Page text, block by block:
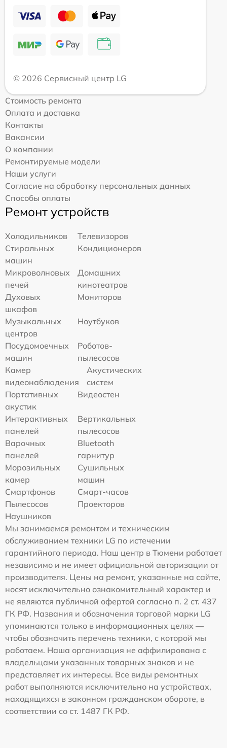
© 2026 Сервисный центр LG
Стоимость ремонта
Оплата и доставка
Контакты
Вакансии
О компании
Ремонтируемые модели
Наши услуги
Согласие на обработку персональных данных
Способы оплаты
Ремонт устройств
Холодильников
Телевизоров
Стиральных
машин
Кондиционеров
Микроволновых
печей
Домашних
кинотеатров
Духовых
шкафов
Мониторов
Музыкальных
центров
Ноутбуков
Посудомоечных
машин
Роботов-
пылесосов
Камер
видеонаблюдения
Акустических
систем
Портативных
акустик
Видеостен
Интерактивных
панелей
Вертикальных
пылесосов
Варочных
панелей
Bluetooth
гарнитур
Морозильных
камер
Сушильных
машин
Смартфонов
Смарт-часов
Пылесосов
Проекторов
Наушников
Мы занимаемся ремонтом и техническим
обслуживанием техники LG по истечении
гарантийного периода. Наш центр в Тюмени работает
независимо и не имеет официальной авторизации от
производителя. Цены на ремонт, указанные на сайте,
носят исключительно ознакомительный характер и
не являются публичной офертой согласно п. 2 ст. 437
ГК РФ. Названия и обозначения торговой марки LG
упоминаются только в информационных целях —
чтобы обозначить перечень техники, с которой мы
работаем. Наша организация не аффилирована с
владельцами указанных товарных знаков и не
представляет их интересы. Все виды ремонтных
работ выполняются исключительно на устройствах,
находящихся в законном гражданском обороте, в
соответствии со ст. 1487 ГК РФ.